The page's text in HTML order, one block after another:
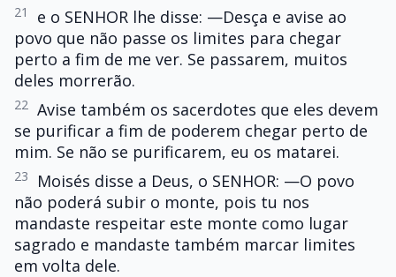
21
e o SENHOR lhe disse: —Desça e avise ao
povo que não passe os limites para chegar
perto a fim de me ver. Se passarem, muitos
deles morrerão.
22 Avise também os sacerdotes que eles devem
se purificar a fim de poderem chegar perto de
mim. Se não se purificarem, eu os matarei.
23
Moisés disse a Deus, o SENHOR: —O povo
não poderá subir o monte, pois tu nos
mandaste respeitar este monte como lugar
sagrado e mandaste também marcar limites
em volta dele.